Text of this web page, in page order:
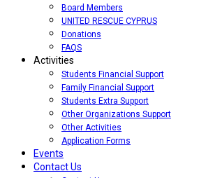
Board Members
UNITED RESCUE CYPRUS
Donations
FAQS
Activities
Students Financial Support
Family Financial Support
Students Extra Support
Other Organizations Support
Other Activities
Application Forms
Events
Contact Us